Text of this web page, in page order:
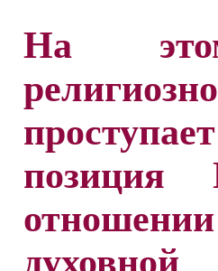
На